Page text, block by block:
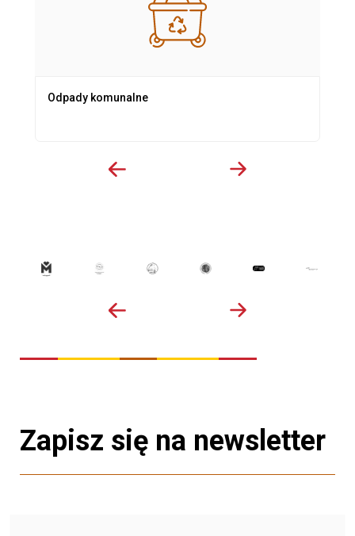
Odpady komunalne
Zapisz się na newsletter